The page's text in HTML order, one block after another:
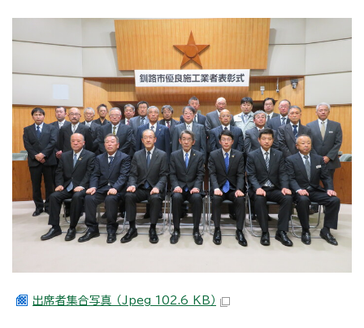
出席者集合写真 （Jpeg 102.6 KB）